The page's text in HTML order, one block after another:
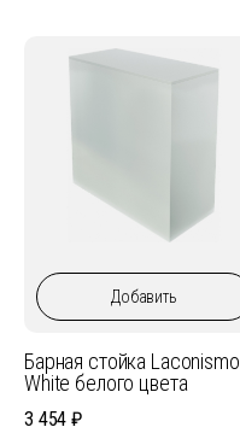
Добавить
Барная стойка Laconismo
White белого цвета
3 454